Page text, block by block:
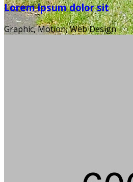
Lorem ipsum dolor sit
Graphic, Motion, Web Design